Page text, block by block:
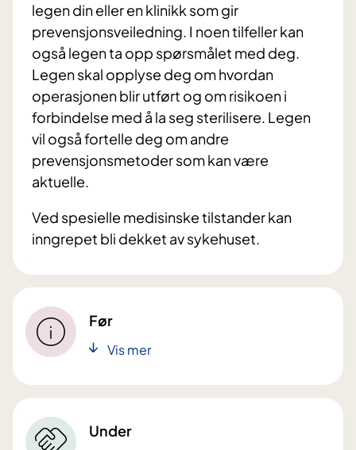
legen din eller en klinikk som gir
prevensjonsveiledning. I noen tilfeller kan
også legen ta opp spørsmålet med deg.
Legen skal opplyse deg om hvordan
operasjonen blir utført og om risikoen i
forbindelse med å la seg sterilisere. Legen
vil også fortelle deg om andre
prevensjonsmetoder som kan være
aktuelle.
Ved spesielle medisinske tilstander kan
inngrepet bli dekket av sykehuset.
Før
Vis mer
Under